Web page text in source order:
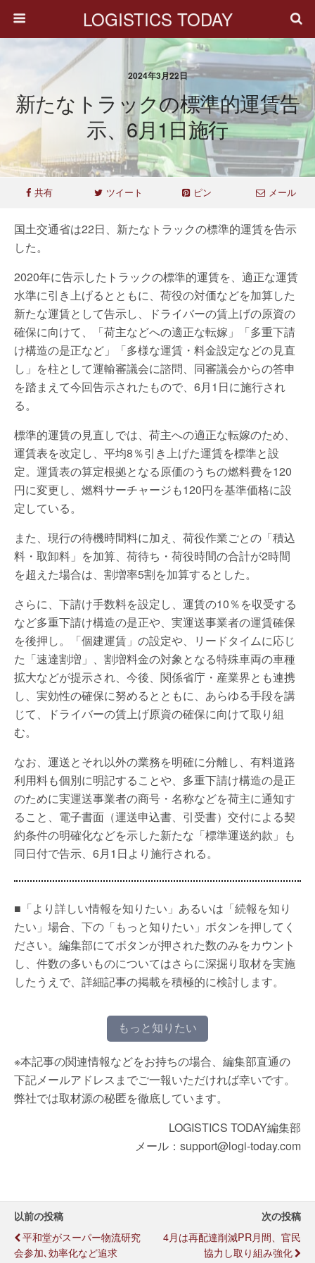
LOGISTICS TODAY
2024年3月22日
新たなトラックの標準的運賃告
示、6月1日施行
共有 ツイート ピン メール
国土交通省は22日、新たなトラックの標準的運賃を告示
した。
2020年に告示したトラックの標準的運賃を、適正な運賃
水準に引き上げるとともに、荷役の対価などを加算した
新たな運賃として告示し、ドライバーの賃上げの原資の
確保に向けて、「荷主などへの適正な転嫁」「多重下請
け構造の是正など」「多様な運賃・料金設定などの見直
し」を柱として運輸審議会に諮問、同審議会からの答申
を踏まえて今回告示されたもので、6月1日に施行され
る。
標準的運賃の見直しでは、荷主への適正な転嫁のため、
運賃表を改定し、平均8％引き上げた運賃を標準と設
定。運賃表の算定根拠となる原価のうちの燃料費を120
円に変更し、燃料サーチャージも120円を基準価格に設
定している。
また、現行の待機時間料に加え、荷役作業ごとの「積込
料・取卸料」を加算、荷待ち・荷役時間の合計が2時間
を超えた場合は、割増率5割を加算するとした。
さらに、下請け手数料を設定し、運賃の10％を収受する
など多重下請け構造の是正や、実運送事業者の運賃確保
を後押し。「個建運賃」の設定や、リードタイムに応じ
た「速達割増」、割増料金の対象となる特殊車両の車種
拡大などが提示され、今後、関係省庁・産業界とも連携
し、実効性の確保に努めるとともに、あらゆる手段を講
じて、ドライバーの賃上げ原資の確保に向けて取り組
む。
なお、運送とそれ以外の業務を明確に分離し、有料道路
利用料も個別に明記することや、多重下請け構造の是正
のために実運送事業者の商号・名称などを荷主に通知す
ること、電子書面（運送申込書、引受書）交付による契
約条件の明確化などを示した新たな「標準運送約款」も
同日付で告示、6月1日より施行される。
■「より詳しい情報を知りたい」あるいは「続報を知り
たい」場合、下の「もっと知りたい」ボタンを押してく
ださい。編集部にてボタンが押された数のみをカウント
し、件数の多いものについてはさらに深掘り取材を実施
したうえで、詳細記事の掲載を積極的に検討します。
もっと知りたい
※本記事の関連情報などをお持ちの場合、編集部直通の
下記メールアドレスまでご一報いただければ幸いです。
弊社では取材源の秘匿を徹底しています。
LOGISTICS TODAY編集部
メール：support@logi-today.com
以前の投稿
平和堂がスーパー物流研究
会参加､効率化など追求
次の投稿
4月は再配達削減PR月間、官民
協力し取り組み強化